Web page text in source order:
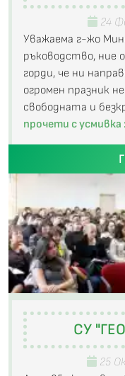
24
Уважаема г-жо
ръководство, ние
горди, че ни
огромен празник
свободната и
прочети с усмивка
СУ
25